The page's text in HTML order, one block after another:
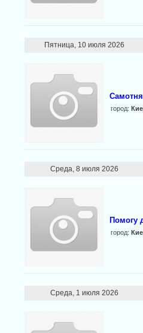
Пятница, 10 июля 2026
город:
Среда, 8 июля 2026
Помогу
город:
Среда, 1 июля 2026